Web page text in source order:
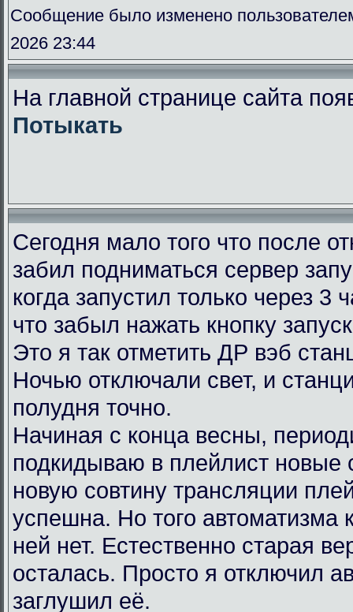
Сообщение было изменено
2026 23:44
На главной странице сайта
Потыкать
Сегодня мало того что после
забил подниматься сервер
когда запустил только через 3
что забыл нажать кнопку
Это я так отметить ДР вэб
Ночью отключали свет, и
полудня точно.
Начиная с конца весны,
подкидываю в плейлист новые
новую совтину трансляции
успешна. Но того автоматизма
ней нет. Естественно старая
осталась. Просто я отключил
заглушил её.